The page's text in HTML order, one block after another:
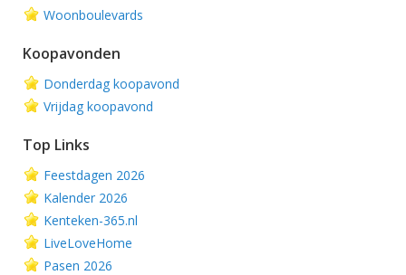
Woonboulevards
Koopavonden
Donderdag koopavond
Vrijdag koopavond
Top Links
Feestdagen 2026
Kalender 2026
Kenteken-365.nl
LiveLoveHome
Pasen 2026